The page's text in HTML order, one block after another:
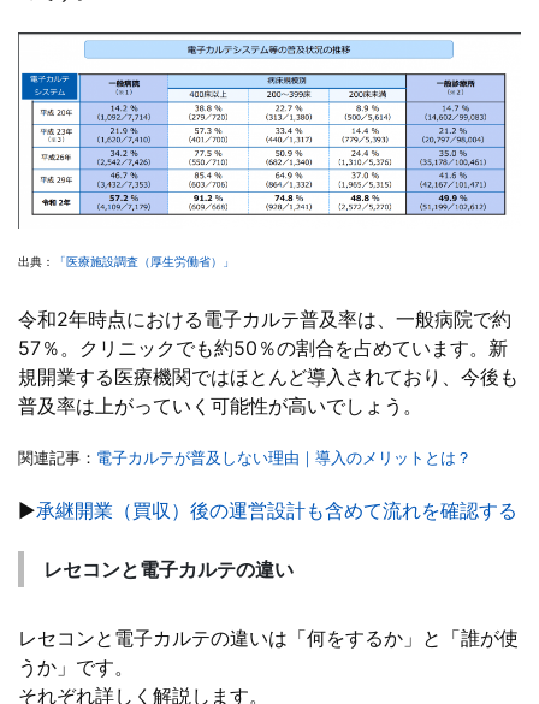
出典： 「医療施設調査（厚生労働省）」
令和2年時点における電子カルテ普及率は、一般病院で約
57％。クリニックでも約50％の割合を占めています。新
規開業する医療機関ではほとんど導入されており、今後も
普及率は上がっていく可能性が高いでしょう。
関連記事： 電子カルテが普及しない理由｜導入のメリットとは？
▶承継開業（買収）後の運営設計も含めて流れを確認する
レセコンと電子カルテの違い
レセコンと電子カルテの違いは「何をするか」と「誰が使
うか」です。
それぞれ詳しく解説します。